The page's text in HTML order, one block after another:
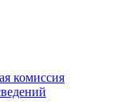
комиссия